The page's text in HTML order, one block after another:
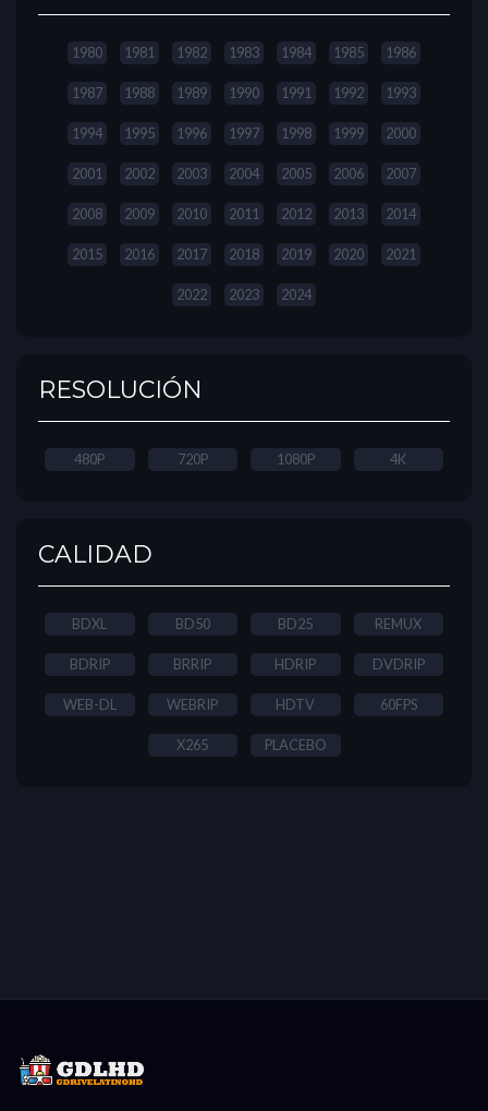
1980 1981 1982 1983 1984 1985 1986
1987 1988 1989 1990 1991 1992 1993
1994 1995 1996 1997 1998 1999 2000
2001 2002 2003 2004 2005 2006 2007
2008 2009 2010 2011 2012 2013 2014
2015 2016 2017 2018 2019 2020 2021
2022 2023 2024
RESOLUCIÓN
480P 720P 1080P 4K
CALIDAD
BDXL BD50 BD25 REMUX
BDRIP BRRIP HDRIP DVDRIP
WEB-DL WEBRIP HDTV 60FPS
X265 PLACEBO